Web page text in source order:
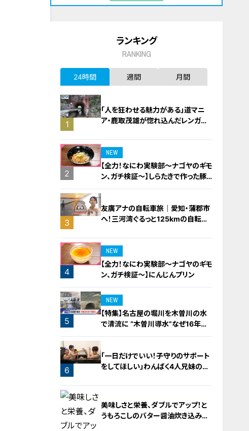
ランキング
RANKING
24時間 週間 月間
1
「人を狂わせる魅力がある」道マニ
ア・鹿取茂雄が惚れ込んだレンガの
2
NEW
【全力！なにわ実験部～ナゴヤのギモ
ン、ガチ検証～】しらたきで作った豚
バラミンチの油そば
3
友廣アナの自転車旅｜愛知・蒲郡市
へ！三河湾ぐるっと125kmの自転車
4
NEW
【全力！なにわ実験部～ナゴヤのギモ
ン、ガチ検証～】にんじんプリン
5
NEW
【特集】名古屋の堀川を木曽川の水
で清流に “木曽川導水”なぜ16年ぶ
り？【newsX】
6
「一日だけでいい！子守りのサポート
をしてほしい」わんぱく4人兄妹の子
美味しさと栄養、ダブルでアップ！と
うもろこしのバター醤油炊き込みご